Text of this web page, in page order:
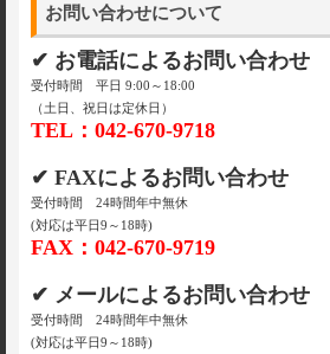
お問い合わせについて
✔ お電話によるお問い合わせ
受付時間 平日 9:00～18:00
（土日、祝日は定休日）
TEL：042-670-9718
✔ FAXによるお問い合わせ
受付時間 24時間年中無休
(対応は平日9～18時)
FAX：042-670-9719
✔ メールによるお問い合わせ
受付時間 24時間年中無休
(対応は平日9～18時)